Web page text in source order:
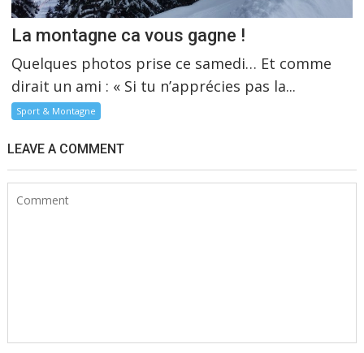
La montagne ca vous gagne !
Quelques photos prise ce samedi… Et comme
dirait un ami : « Si tu n’apprécies pas la...
Sport & Montagne
LEAVE A COMMENT